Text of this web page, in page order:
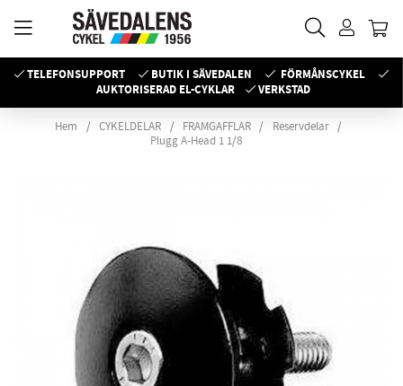
TELEFONSUPPORT BUTIK I SÄVEDALEN
FÖRMÅNSCYKEL
AUKTORISERAD EL-CYKLAR
VERKSTAD
Hem CYKELDELAR FRAMGAFFLAR
Reservdelar
Plugg A-Head 1 1/8